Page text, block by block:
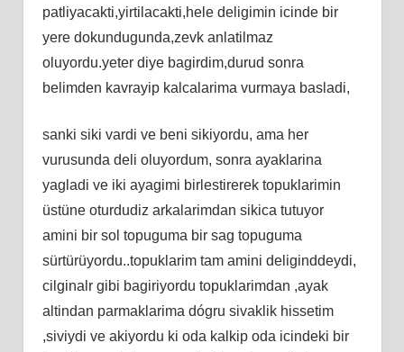
patliyacakti,yirtilacakti,hele deligimin icinde bir
yere dokundugunda,zevk anlatilmaz
oluyordu.yeter diye bagirdim,durud sonra
belimden kavrayip kalcalarima vurmaya basladi,
sanki siki vardi ve beni sikiyordu, ama her
vurusunda deli oluyordum, sonra ayaklarina
yagladi ve iki ayagimi birlestirerek topuklarimin
üstüne oturdudiz arkalarimdan sikica tutuyor
amini bir sol topuguma bir sag topuguma
sürtürüyordu..topuklarim tam amini deliginddeydi,
cilginalr gibi bagiriyordu topuklarimdan ,ayak
altindan parmaklarima dógru sivaklik hissetim
,siviydi ve akiyordu ki oda kalkip oda icindeki bir